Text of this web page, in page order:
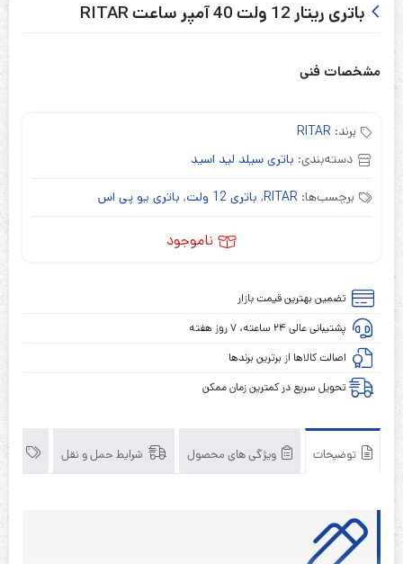
باتری ریتار 12 ولت 40 آمپر ساعت RITAR
مشخصات فنی
برند: RITAR
دسته‌بندی: باتری سیلد لید اسید
برچسب‌ها: RITAR
, باتری 12 ولت , باتری یو پی اس
ناموجود
تضمین بهترین قیمت بازار
پشتیبانی عالی ۲۴ ساعته، ۷ روز هفته
اصالت کالاها از برترین برندها
تحویل سریع در کمترین زمان ممکن
توضیحات ویژگی های محصول شرایط حمل و نقل